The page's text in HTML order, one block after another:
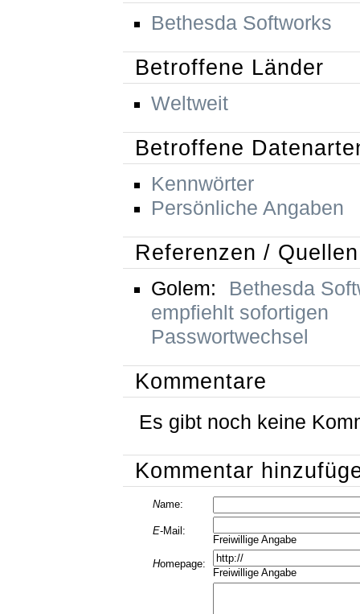
Bethesda Softworks
Betroffene Länder
Weltweit
Betroffene
Kennwörter
Persönliche Angaben
Referenzen / Quellen
Golem:
Bethesda
empfiehlt sofortigen
Passwortwechsel
Kommentare
Es gibt noch keine
Kommentar
Name:
E-Mail:
Freiwillige Angabe
Homepage:
Freiwillige Angabe